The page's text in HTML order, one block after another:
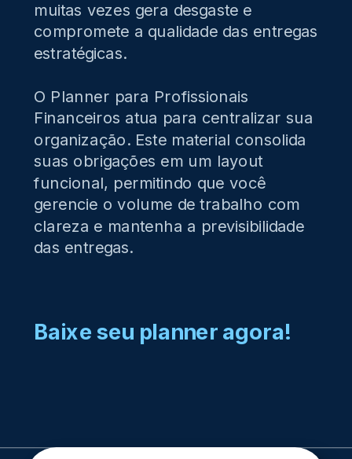
muitas vezes gera desgaste e
compromete a qualidade das entregas
estratégicas.
O Planner para Profissionais
Financeiros atua para centralizar sua
organização. Este material consolida
suas obrigações em um layout
funcional, permitindo que você
gerencie o volume de trabalho com
clareza e mantenha a previsibilidade
das entregas.
Baixe seu planner agora!